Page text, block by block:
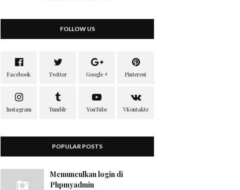
FOLLOW US
POPULAR POSTS
Memunculkan login di
Phpmyadmin